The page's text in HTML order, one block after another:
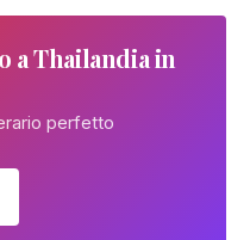
a Thailandia in
perfetto